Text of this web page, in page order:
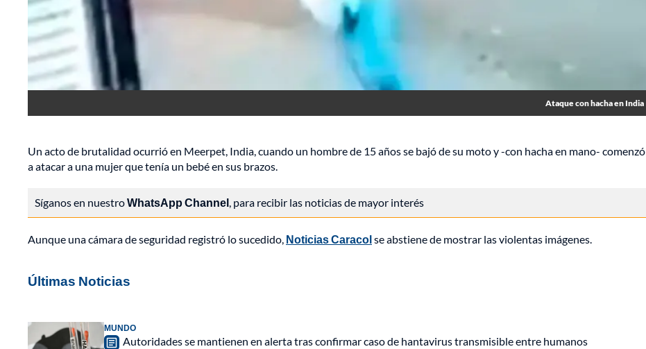
Ataque con hacha en India
Un acto de brutalidad ocurrió en Meerpet, India, cuando un hombre de 15 años se bajó de su moto y -con hacha en mano- comenzó
a atacar a una mujer que tenía un bebé en sus brazos.
Síganos en nuestroWhatsApp Channel, para recibir las noticias de mayor interés
Aunque una cámara de seguridad registró lo sucedido, Noticias Caracolse abstiene de mostrar las violentas imágenes.
Últimas Noticias
MUNDO
Autoridades se mantienen en alerta tras confirmar caso de hantavirus transmisible entre humanos